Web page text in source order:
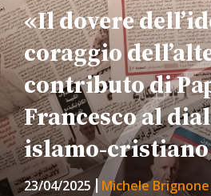
«Il dovere
coraggio
contributo di
Francesco al
islamo-cristiano
23/04/2025 Michele Brignone